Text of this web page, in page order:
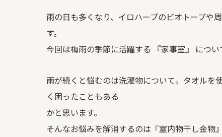
雨の日も多くなり、イロハーブのビオトープや
す。
今回は梅雨の季節に活躍する 『家事室』 につい
雨が続くと悩むのは洗濯物について。タオルを
く困ったこともある
かと思います。
そんなお悩みを解消するのは『室内物干し金物』